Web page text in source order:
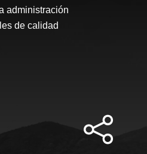
administración
de calidad